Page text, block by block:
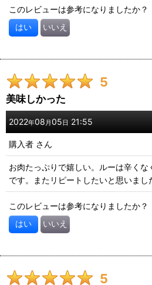
このレビューは参考になりましたか？
はい いいえ
5
美味しかった
2022年08 月05日 21:55
購入者 さん
お肉たっぷりで嬉しい。ルーは辛く
です。またリピートしたいと思いまし
このレビューは参考になりましたか？
はい いいえ
5